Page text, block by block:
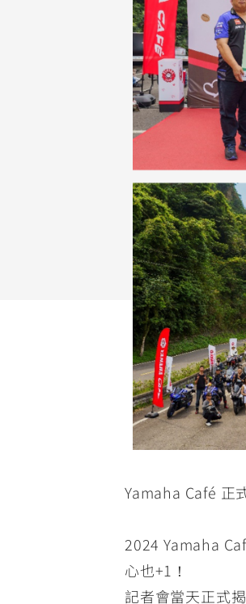
YZF-
150
NMAX
150
AUGUR
Yamaha Café 正
2024 Yamaha
心也+1！
記者會當天正式